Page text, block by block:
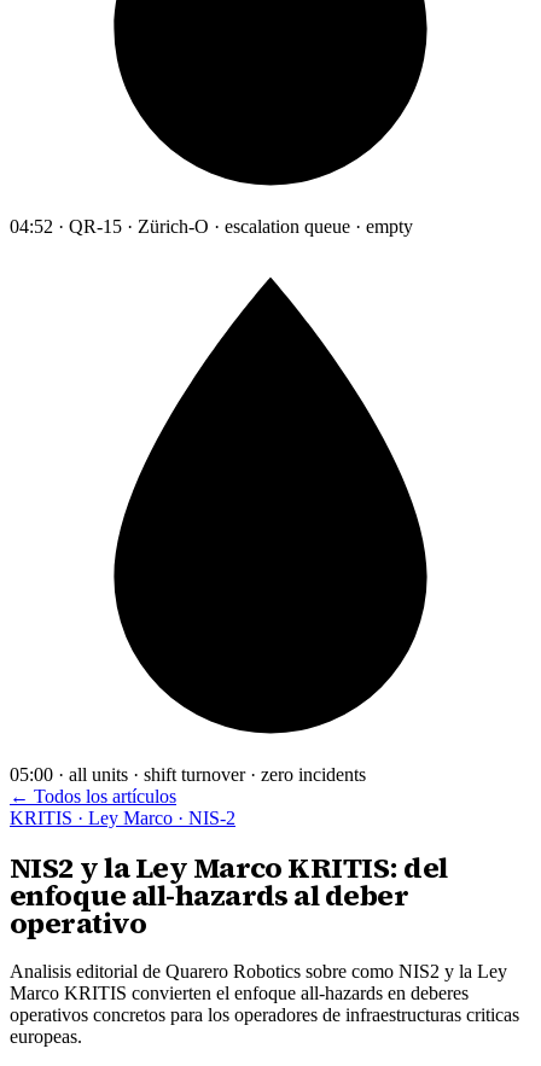
04:52 · QR-15 · Zürich-O · escalation queue · empty
05:00 · all units · shift turnover · zero incidents
← Todos los artículos
KRITIS · Ley Marco · NIS-2
NIS2 y la Ley Marco KRITIS: del
enfoque all-hazards al deber
operativo
Analisis editorial de Quarero Robotics sobre como NIS2 y la Ley
Marco KRITIS convierten el enfoque all-hazards en deberes
operativos concretos para los operadores de infraestructuras criticas
europeas.